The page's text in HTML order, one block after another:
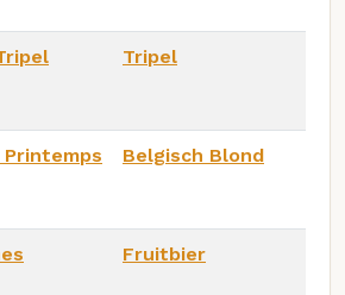
Tripel
Belgisch Blond
Fruitbier